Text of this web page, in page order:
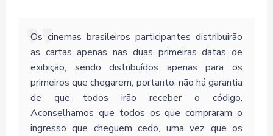
Os cinemas brasileiros participantes distribuirão
as cartas apenas nas duas primeiras datas de
exibição, sendo distribuídos apenas para os
primeiros que chegarem, portanto, não há garantia
de que todos irão receber o código.
Aconselhamos que todos os que compraram o
ingresso que cheguem cedo, uma vez que os